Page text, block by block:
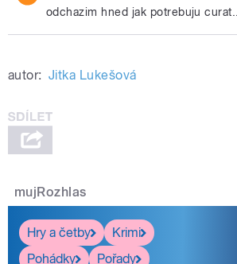
odchazim hned jak potrebuju curat...
autor: Jitka Lukešová
mujRozhlas
Hry a četby
Krimi
Pohádky
Pořady